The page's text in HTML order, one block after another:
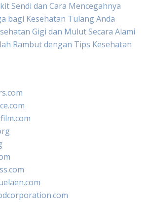
Sendi dan Cara Mencegahnya
bagi Kesehatan Tulang Anda
Gigi dan Mulut Secara Alami
Rambut dengan Tips Kesehatan